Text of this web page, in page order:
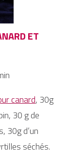
ET
canard, 30g
30 g de
30g d’un
séchés.